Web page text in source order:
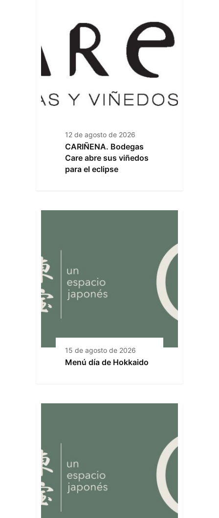
12 de agosto de 2026
CARIÑENA. Bodegas
Care abre sus viñedos
para el eclipse
15 de agosto de 2026
Menú día de Hokkaido